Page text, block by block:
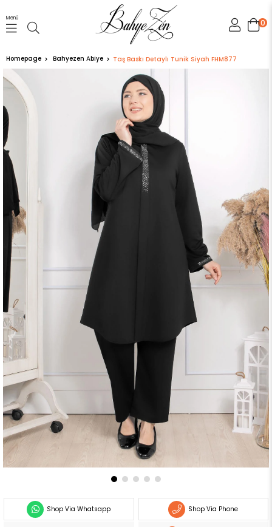
0
Menü
Homepage Bahyezen Abiye Taş Baskı Detaylı Tunik Siyah FHM877
Shop Via Whatsapp Shop Via Phone